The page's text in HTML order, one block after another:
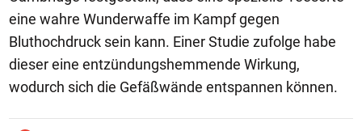
eine wahre Wunderwaffe im Kampf gegen
Bluthochdruck sein kann. Einer Studie zufolge habe
dieser eine entzündungshemmende Wirkung,
wodurch sich die Gefäßwände entspannen können.